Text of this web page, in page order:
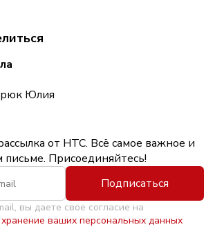
Юлия
от НТС. Всё самое важное и
Присоединяйтесь!
Подписаться
вы даете свое согласие на
хранение ваших персональных данных